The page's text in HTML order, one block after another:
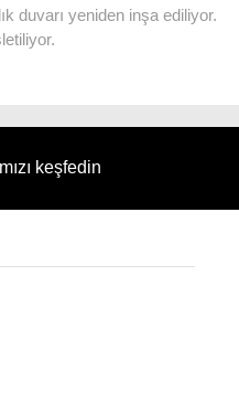
Facebook
Instagram
duvarı yeniden inşa ediliyor.
keşfedin